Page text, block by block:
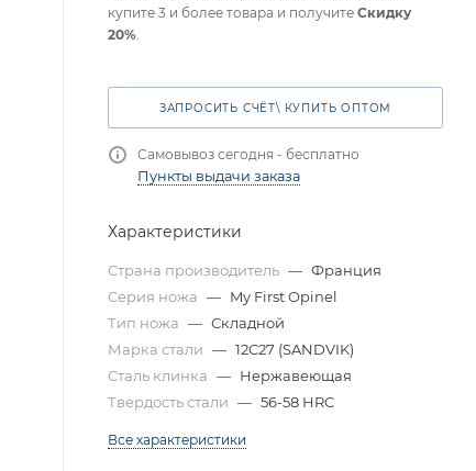
купите 3 и более товара и получите Скидку
20%
ЗАПРОСИТЬ СЧЁТ\ КУПИТЬ ОПТОМ
Самовывоз сегодня - бесплатно
Пункты выдачи заказа
Характеристики
Страна производитель — Франция
Серия ножа — My First Opinel
Тип ножа — Складной
Марка стали — 12C27 (SANDVIK)
Сталь клинка — Нержавеющая
Твердость стали — 56-58 HRC
Все характеристики